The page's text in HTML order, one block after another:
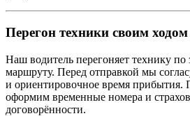
Перегон техники своим ходом
Наш водитель перегоняет технику по
маршруту. Перед отправкой мы
и ориентировочное время прибытия.
оформим временные номера и
договорённости.